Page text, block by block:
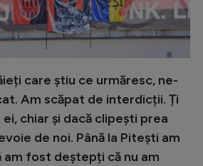
care știu ce urmăresc, ne-
Am scăpat de interdicții. Ți
chiar și dacă clipești prea
de noi. Până la Pitești am
fost deștepți că nu am